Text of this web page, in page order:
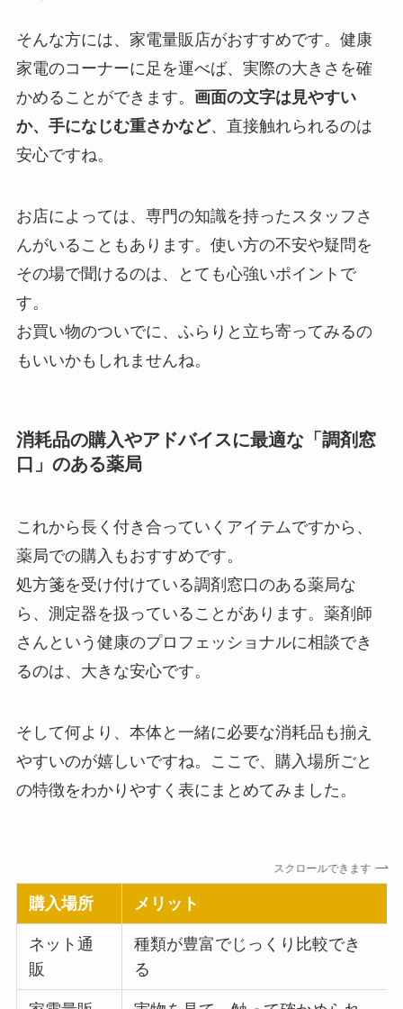
そんな方には、家電量販店がおすすめです。健康
家電のコーナーに足を運べば、実際の大きさを確
かめることができます。 画面の文字は見やすい
か、手になじむ重さかなど、直接触れられるのは
安心ですね。
お店によっては、専門の知識を持ったスタッフさ
んがいることもあります。使い方の不安や疑問を
その場で聞けるのは、とても心強いポイントで
す。
お買い物のついでに、ふらりと立ち寄ってみるの
もいいかもしれませんね。
消耗品の購入やアドバイスに最適な「調剤窓
口」のある薬局
これから長く付き合っていくアイテムですから、
薬局での購入もおすすめです。
処方箋を受け付けている調剤窓口のある薬局な
ら、測定器を扱っていることがあります。薬剤師
さんという健康のプロフェッショナルに相談でき
るのは、大きな安心です。
そして何より、本体と一緒に必要な消耗品も揃え
やすいのが嬉しいですね。ここで、購入場所ごと
の特徴をわかりやすく表にまとめてみました。
スクロールできます
購入場所 メリット
ネット通
販
種類が豊富でじっくり比較でき
る